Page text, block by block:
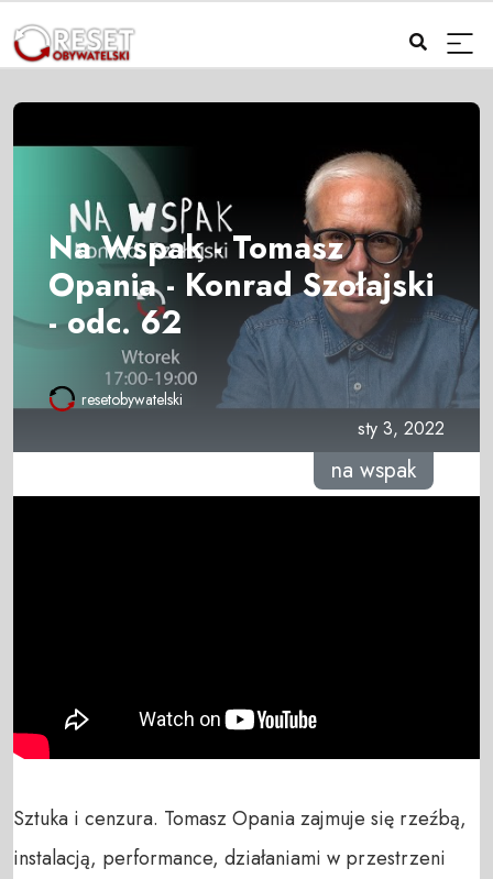
Na Wspak - Tomasz
Opania - Konrad Szołajski
- odc. 62
resetobywatelski
sty 3, 2022
na wspak
Sztuka i cenzura. Tomasz Opania zajmuje się rzeźbą,
instalacją, performance, działaniami w przestrzeni